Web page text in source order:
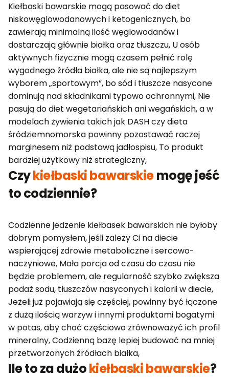
Kiełbaski bawarskie mogą pasować do diet
niskowęglowodanowych i ketogenicznych, bo
zawierają minimalną ilość węglowodanów i
dostarczają głównie białka oraz tłuszczu, U osób
aktywnych fizycznie mogą czasem pełnić rolę
wygodnego źródła białka, ale nie są najlepszym
wyborem „sportowym”, bo sód i tłuszcze nasycone
dominują nad składnikami typowo ochronnymi, Nie
pasują do diet wegetariańskich ani wegańskich, a w
modelach żywienia takich jak DASH czy dieta
śródziemnomorska powinny pozostawać raczej
marginesem niż podstawą jadłospisu, To produkt
bardziej użytkowy niż strategiczny,
Czykiełbaski bawarskiemogę jeść
to codziennie?
Codzienne jedzenie kiełbasek bawarskich nie byłoby
dobrym pomysłem, jeśli zależy Ci na diecie
wspierającej zdrowie metaboliczne i sercowo-
naczyniowe, Mała porcja od czasu do czasu nie
będzie problemem, ale regularność szybko zwiększa
podaż sodu, tłuszczów nasyconych i kalorii w diecie,
Jeżeli już pojawiają się częściej, powinny być łączone
z dużą ilością warzyw i innymi produktami bogatymi
w potas, aby choć częściowo zrównoważyć ich profil
mineralny, Codzienną bazę lepiej budować na mniej
przetworzonych źródłach białka,
Ile to za dużokiełbaski bawarskie?